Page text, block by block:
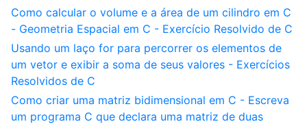
Como calcular o volume e a área de um cilindro em C
- Geometria Espacial em C - Exercício Resolvido de C
Usando um laço for para percorrer os elementos de
um vetor e exibir a soma de seus valores - Exercícios
Resolvidos de C
Como criar uma matriz bidimensional em C - Escreva
um programa C que declara uma matriz de duas